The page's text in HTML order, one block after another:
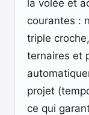
la volée et
courantes :
triple
ternaires et
projet
ce qui